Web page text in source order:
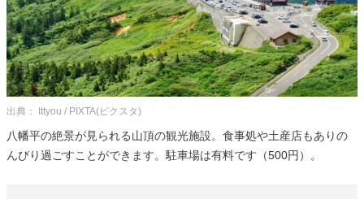
出典： Ittyou / PIXTA(ピクスタ)
八幡平の絶景が見られる山頂の観光施設。食事処や土産店もありの
んびり過ごすことができます。駐車場は有料です（500円）。